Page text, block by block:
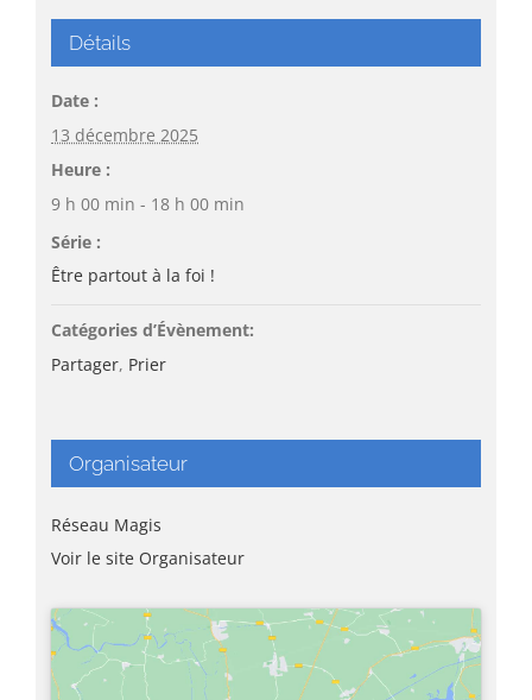
Détails
Date :
13 décembre 2025
Heure :
9 h 00 min - 18 h 00 min
Série :
Être partout à la foi !
Catégories d’Évènement:
Partager, Prier
Organisateur
Réseau Magis
Voir le site Organisateur